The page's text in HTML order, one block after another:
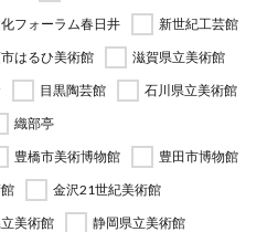
フォーラム春日井
新世紀工芸館
はるひ美術館
滋賀県立美術館
目黒陶芸館
石川県立美術館
織部亭
豊橋市美術博物館
豊田市博物館
金沢21世紀美術館
美術館 静岡県立美術館